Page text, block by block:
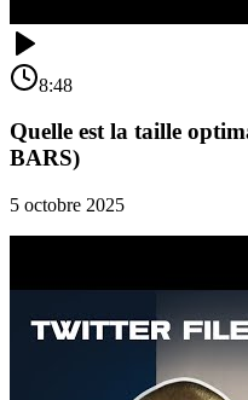
8:48
Quelle est la taille
BARS)
5 octobre 2025